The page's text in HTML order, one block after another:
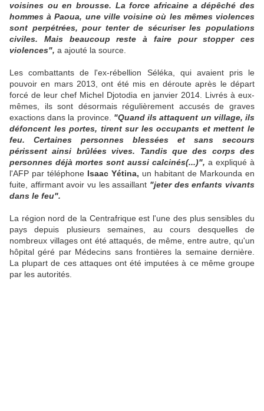
voisines ou en brousse. La force africaine a dépêché des
hommes à Paoua, une ville voisine où les mêmes violences
sont perpétrées, pour tenter de sécuriser les populations
civiles. Mais beaucoup reste à faire pour stopper ces
violences", a ajouté la source.
Les combattants de l'ex-rébellion Séléka, qui avaient pris le
pouvoir en mars 2013, ont été mis en déroute après le départ
forcé de leur chef Michel Djotodia en janvier 2014. Livrés à eux-
mêmes, ils sont désormais régulièrement accusés de graves
exactions dans la province. "Quand ils attaquent un village, ils
défoncent les portes, tirent sur les occupants et mettent le
feu. Certaines personnes blessées et sans secours
périssent ainsi brûlées vives. Tandis que des corps des
personnes déjà mortes sont aussi calcinés(...)", a expliqué à
l'AFP par téléphone Isaac Yétina, un habitant de Markounda en
fuite, affirmant avoir vu les assaillant "jeter des enfants vivants
dans le feu".
La région nord de la Centrafrique est l'une des plus sensibles du
pays depuis plusieurs semaines, au cours desquelles de
nombreux villages ont été attaqués, de même, entre autre, qu'un
hôpital géré par Médecins sans frontières la semaine dernière.
La plupart de ces attaques ont été imputées à ce même groupe
par les autorités.